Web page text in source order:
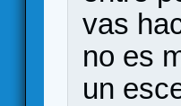
vas
no es
un